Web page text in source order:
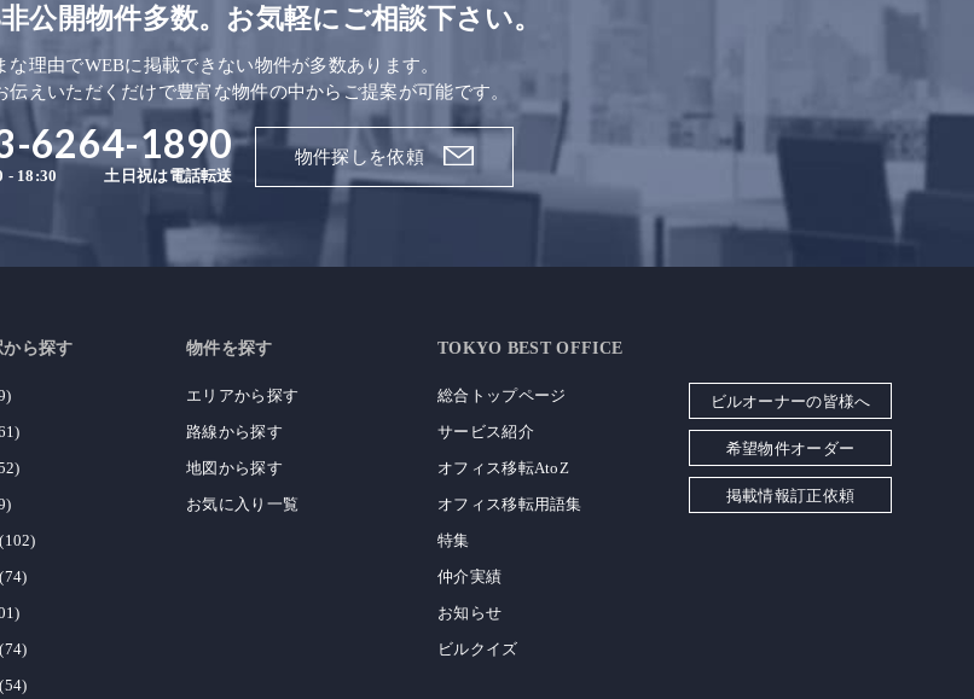
公開物件多数。お気軽にご相談下さい。
な理由でWEBに掲載できない物件が多数あります。
伝えいただくだけで豊富な物件の中からご提案が可能です。
6264-1890
- 18:30 土日祝は電話転送
物件探しを依頼
から探す 物件を探す
エリアから探す
路線から探す
地図から探す
お気に入り一覧
TOKYO BEST OFFICE
総合トップページ
サービス紹介
オフィス移転AtoZ
オフィス移転用語集
特集
仲介実績
お知らせ
ビルクイズ
ビルオーナーの皆様へ
希望物件オーダー
掲載情報訂正依頼